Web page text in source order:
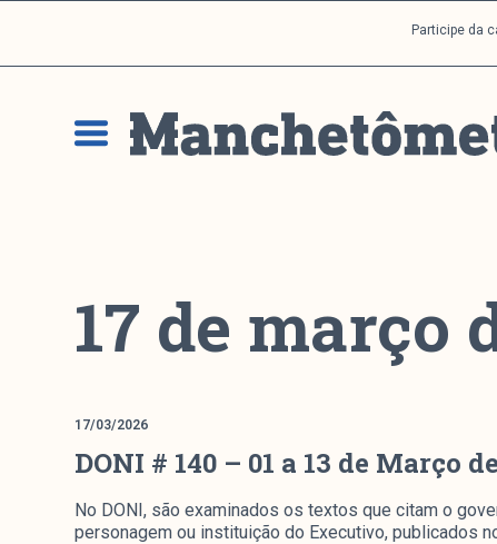
Participe da
17 de março
17/03/2026
DONI # 140 – 01 a 13 de Março
No DONI, são examinados os textos que citam o
personagem ou instituição do Executivo, publicados